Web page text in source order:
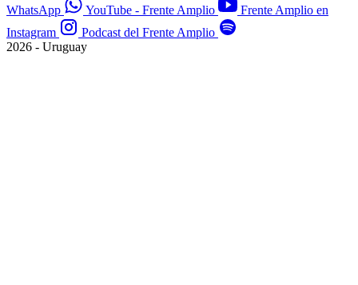
WhatsApp YouTube - Frente Amplio
Frente Amplio en
Instagram
Podcast del Frente Amplio
2026 - Uruguay